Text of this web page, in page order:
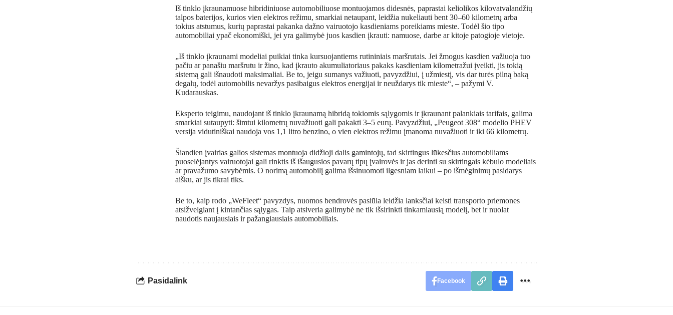
Iš tinklo įkraunamuose hibridiniuose automobiliuose montuojamos didesnės, paprastai keliolikos kilovatvalandžių
talpos baterijos, kurios vien elektros režimu, smarkiai netaupant, leidžia nukeliauti bent 30–60 kilometrų arba
tokius atstumus, kurių paprastai pakanka dažno vairuotojo kasdieniams poreikiams mieste. Todėl šio tipo
automobiliai ypač ekonomiški, jei yra galimybė juos kasdien įkrauti: namuose, darbe ar kitoje patogioje vietoje.
„Iš tinklo įkraunami modeliai puikiai tinka kursuojantiems rutininiais maršrutais. Jei žmogus kasdien važiuoja tuo
pačiu ar panašiu maršrutu ir žino, kad įkrauto akumuliatoriaus pakaks kasdieniam kilometražui įveikti, jis tokią
sistemą gali išnaudoti maksimaliai. Be to, jeigu sumanys važiuoti, pavyzdžiui, į užmiestį, vis dar turės pilną baką
degalų, todėl automobilis nevaržys pasibaigus elektros energijai ir neuždarys tik mieste“, – pažymi V.
Kudarauskas.
Eksperto teigimu, naudojant iš tinklo įkraunamą hibridą tokiomis sąlygomis ir įkraunant palankiais tarifais, galima
smarkiai sutaupyti: šimtui kilometrų nuvažiuoti gali pakakti 3–5 eurų. Pavyzdžiui, „Peugeot 308“ modelio PHEV
versija vidutiniškai naudoja vos 1,1 litro benzino, o vien elektros režimu įmanoma nuvažiuoti ir iki 66 kilometrų.
Šiandien įvairias galios sistemas montuoja didžioji dalis gamintojų, tad skirtingus lūkesčius automobiliams
puoselėjantys vairuotojai gali rinktis iš išaugusios pavarų tipų įvairovės ir jas derinti su skirtingais kėbulo modeliais
ar pravažumo savybėmis. O norimą automobilį galima išsinuomoti ilgesniam laikui – po išmėginimų pasidarys
aišku, ar jis tikrai tiks.
Be to, kaip rodo „WeFleet“ pavyzdys, nuomos bendrovės pasiūla leidžia lanksčiai keisti transporto priemones
atsižvelgiant į kintančias sąlygas. Taip atsiveria galimybė ne tik išsirinkti tinkamiausią modelį, bet ir nuolat
naudotis naujausiais ir pažangiausiais automobiliais.
Pasidalink Facebook